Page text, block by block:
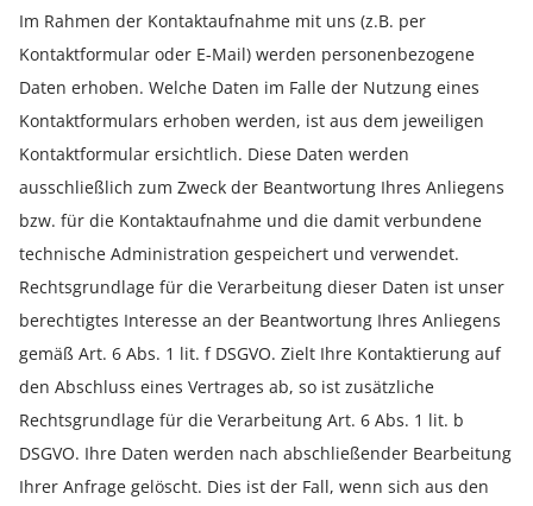
Im Rahmen der Kontaktaufnahme mit uns (z.B. per
Kontaktformular oder E-Mail) werden personenbezogene
Daten erhoben. Welche Daten im Falle der Nutzung eines
Kontaktformulars erhoben werden, ist aus dem jeweiligen
Kontaktformular ersichtlich. Diese Daten werden
ausschließlich zum Zweck der Beantwortung Ihres Anliegens
bzw. für die Kontaktaufnahme und die damit verbundene
technische Administration gespeichert und verwendet.
Rechtsgrundlage für die Verarbeitung dieser Daten ist unser
berechtigtes Interesse an der Beantwortung Ihres Anliegens
gemäß Art. 6 Abs. 1 lit. f DSGVO. Zielt Ihre Kontaktierung auf
den Abschluss eines Vertrages ab, so ist zusätzliche
Rechtsgrundlage für die Verarbeitung Art. 6 Abs. 1 lit. b
DSGVO. Ihre Daten werden nach abschließender Bearbeitung
Ihrer Anfrage gelöscht. Dies ist der Fall, wenn sich aus den